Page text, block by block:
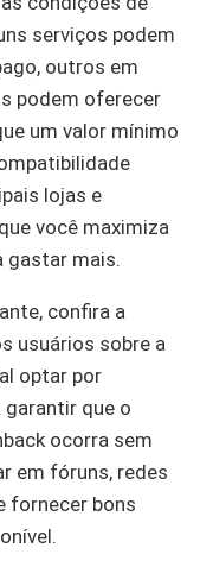
serviços podem
outros em
podem oferecer
um valor mínimo
lojas e
você maximiza
gastar mais.
confira a
usuários sobre a
optar por
garantir que o
ocorra sem
em fóruns, redes
fornecer bons